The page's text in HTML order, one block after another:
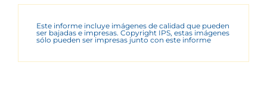
Este informe incluye imágenes de calidad que pueden
ser bajadas e impresas. Copyright IPS, estas imágenes
sólo pueden ser impresas junto con este informe